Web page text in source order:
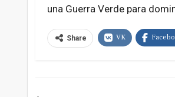
una Guerra Verde para
Share VK